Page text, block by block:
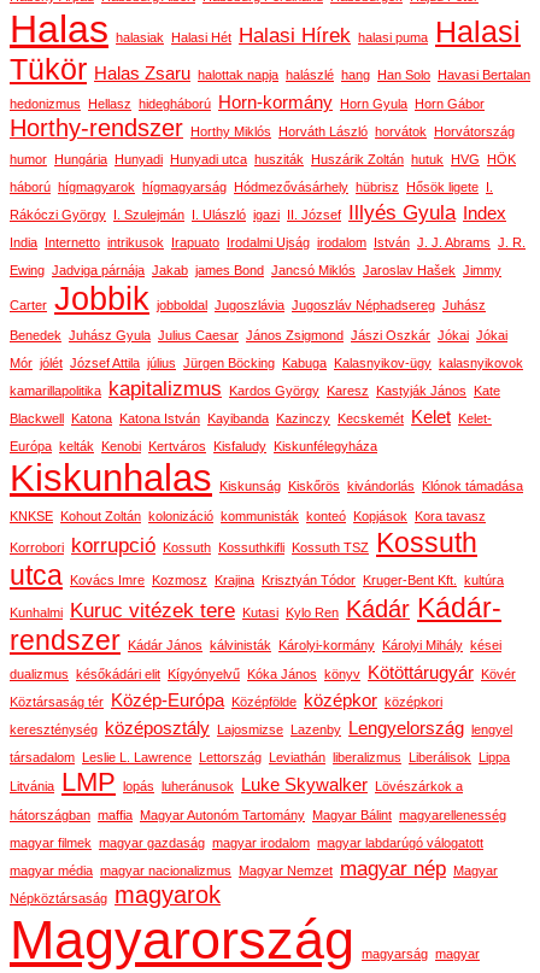
Halas halasiak Halasi Hét Halasi Hírek halasi puma
Halasi
Tükör Halas Zsaru halottak napja halászlé hang Han Solo Havasi Bertalan
hedonizmus Hellasz hidegháború Horn-kormány Horn Gyula Horn Gábor
Horthy-rendszer Horthy Miklós Horváth László horvátok Horvátország
humor Hungária Hunyadi Hunyadi utca husziták Huszárik Zoltán hutuk HVG HÖK
háború hígmagyarok hígmagyarság Hódmezővásárhely hübrisz Hősök ligete I.
Rákóczi György I. Szulejmán I. Ulászló igazi II. József Illyés Gyula Index
India Internetto intrikusok Irapuato Irodalmi Ujság irodalom István J. J. Abrams J. R.
Ewing Jadviga párnája Jakab james Bond Jancsó Miklós Jaroslav Hašek Jimmy
Carter Jobbik jobboldal Jugoszlávia Jugoszláv Néphadsereg Juhász
Benedek Juhász Gyula Julius Caesar János Zsigmond Jászi Oszkár Jókai Jókai
Mór jólét József Attila július Jürgen Böcking Kabuga Kalasnyikov-ügy kalasnyikovok
kamarillapolitika kapitalizmus Kardos György Karesz Kastyják János Kate
Blackwell Katona Katona István Kayibanda Kazinczy Kecskemét Kelet Kelet-
Európa kelták Kenobi Kertváros Kisfaludy Kiskunfélegyháza
Kiskunhalas Kiskunság Kiskőrös kivándorlás Klónok támadása
KNKSE Kohout Zoltán kolonizáció kommunisták konteó Kopjások Kora tavasz
Korrobori korrupció Kossuth Kossuthkifli Kossuth TSZ Kossuth
utca Kovács Imre Kozmosz Krajina Krisztyán Tódor Kruger-Bent Kft. kultúra
Kunhalmi Kuruc vitézek tere Kutasi Kylo Ren Kádár Kádár-
rendszer Kádár János kálvinisták Károlyi-kormány Károlyi Mihály kései
dualizmus későkádári elit Kígyónyelvű Kóka János könyv Kötöttárugyár Kövér
Köztársaság tér
Közép-Európa Középfölde középkor középkori
kereszténység
középosztály Lajosmizse Lazenby Lengyelország lengyel
társadalom Leslie L. Lawrence Lettország Leviathán liberalizmus Liberálisok Lippa
Litvánia LMP lopás luheránusok Luke Skywalker Lövészárkok a
hátországban maffia Magyar Autonóm Tartomány Magyar Bálint magyarellenesség
magyar filmek magyar gazdaság magyar irodalom magyar labdarúgó válogatott
magyar média magyar nacionalizmus Magyar Nemzet magyar nép Magyar
Népköztársaság magyarok
Magyarország magyarság magyar